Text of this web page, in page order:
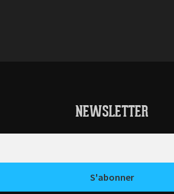
NEWSLETTER